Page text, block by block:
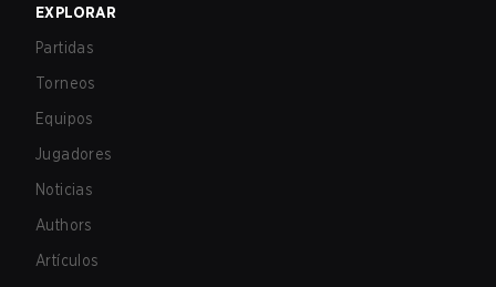
EXPLORAR
Partidas
Torneos
Equipos
Jugadores
Noticias
Authors
Artículos